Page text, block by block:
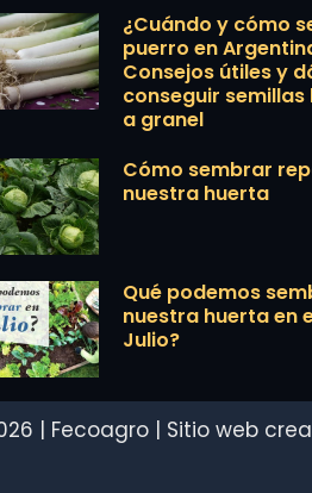
¿Cuándo y cómo
puerro en
Consejos útiles y
conseguir
a granel
Cómo sembrar
nuestra huerta
Qué podemos
nuestra huerta en
Julio?
| Fecoagro | Sitio web